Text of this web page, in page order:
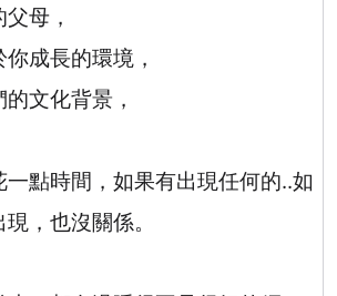
母，
成長的環境，
文化背景，
點時間，如果有出現任何的..如
，也沒關係。